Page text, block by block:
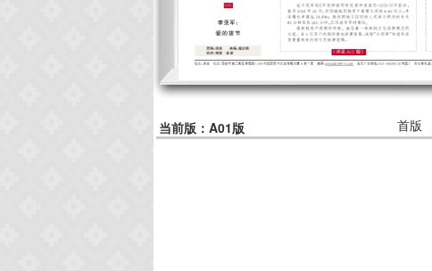
当前版：A01版 首版